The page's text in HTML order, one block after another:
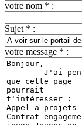
votre nom * :
Sujet * :
votre message * :